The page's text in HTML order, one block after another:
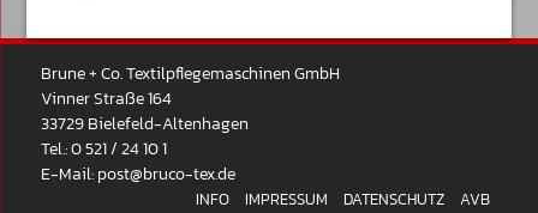
Brune + Co. Textilpflegemaschinen GmbH
Vinner Straße 164
33729 Bielefeld-Altenhagen
Tel.: 0 521 / 24 10 1
E-Mail: post@bruco-tex.de
INFO IMPRESSUM DATENSCHUTZ AVB